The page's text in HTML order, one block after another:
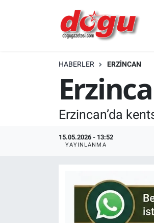
HABERLER ERZINCAN
Erzincan’da
15.05.2026 - 13:52
YAYINLANMA
ERZINCAN
GÜNDEM
ERZİNCAN FOTOĞRAFLARI
Bilim, teknoloji